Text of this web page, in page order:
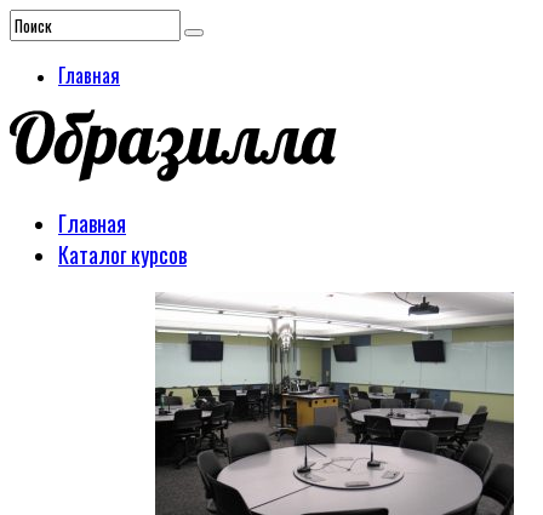
Главная
Главная
Каталог курсов